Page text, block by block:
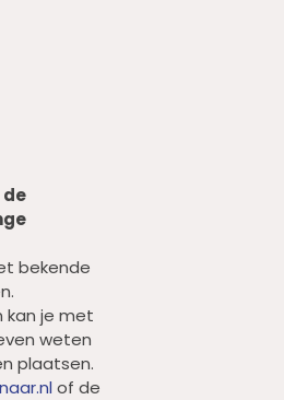
de
bekende
kan je met
weten
plaatsen.
of de